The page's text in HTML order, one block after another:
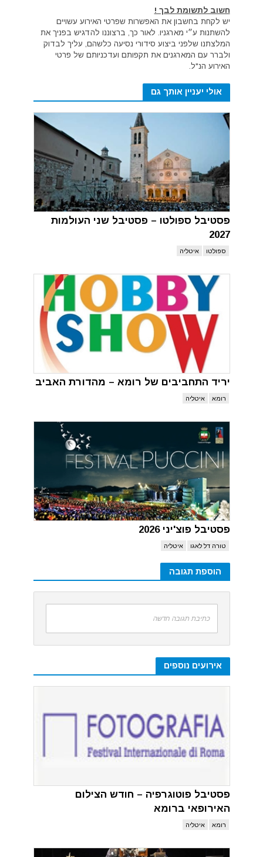
חשוב לתשומת לבך !
יש לקחת בחשבון את האפשרות שפרטי האירוע עשויים
להשתנות ע״י מארגניו. לאור כך, ברצוננו להדגיש בפניך את
המלצתנו שלפני ביצוע סידורי נסיעה כלשהם, עליך לבדוק
ולברר עם המארגנים את תקפותם ועדכניותם של פרטי
האירוע הנ"ל.
אולי יעניין אותך גם
פסטיבל ספולטו – פסטיבל שני העולמות
2027
ספולטו איטליה
יריד התחביבים של רומא – מהדורת האביב
רומא איטליה
פסטיבל פוצ'יני 2026
טורה דל לאגו איטליה
הוספת תגובה
כתיבת תגובה חדשה
אירועים נוספים
פסטיבל פוטוגרפיה – חודש הצילום
האירופאי ברומא
רומא איטליה